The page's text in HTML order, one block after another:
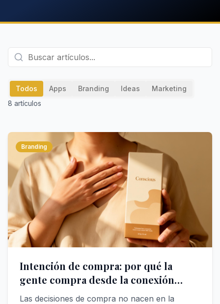
Todos Apps Branding Ideas
Marketing
8 artículos
Branding
Intención de compra: por qué la
gente compra desde la conexión
emocional con tu marca
Las decisiones de compra no nacen en la